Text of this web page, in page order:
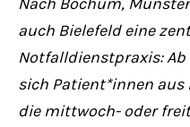
Have any
+44 1234 567 890
auch Bielefeld eine
Notfalldienstpraxis: Ab
sich Patient*innen aus
die mittwoch- oder